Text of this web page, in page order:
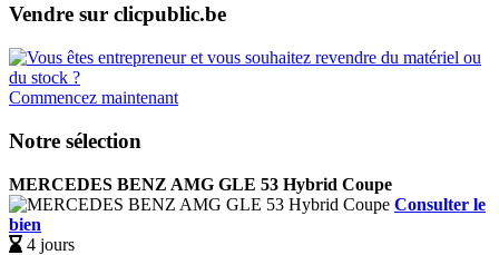
Vendre sur clicpublic.be
Commencez maintenant
Notre sélection
MERCEDES BENZ AMG GLE 53 Hybrid Coupe
Consulter le
bien
4 jours